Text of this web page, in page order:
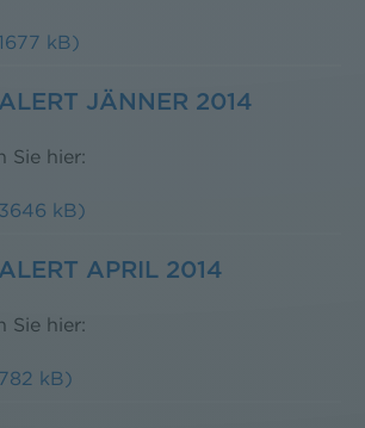
kB)
JÄNNER 2014
Sie hier:
kB)
APRIL 2014
Sie hier:
kB)